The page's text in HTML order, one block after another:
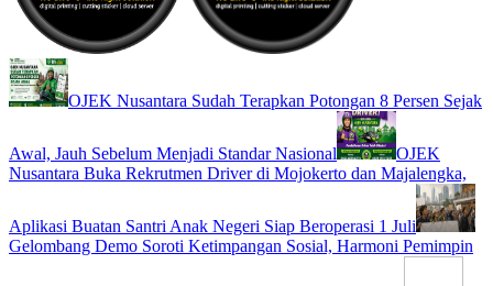
OJEK Nusantara Sudah Terapkan Potongan 8 Persen Sejak
Awal, Jauh Sebelum Menjadi Standar Nasional
OJEK
Nusantara Buka Rekrutmen Driver di Mojokerto dan Majalengka,
Aplikasi Buatan Santri Anak Negeri Siap Beroperasi 1 Juli
Gelombang Demo Soroti Ketimpangan Sosial, Harmoni Pemimpin